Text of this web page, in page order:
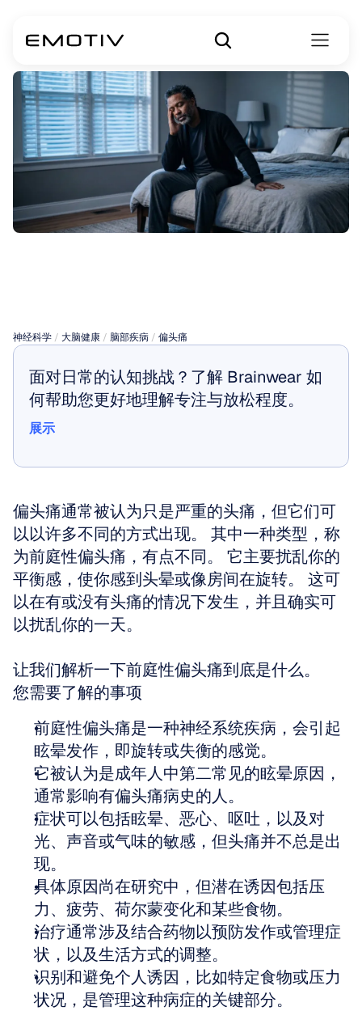
神经科学 / 大脑健康 / 脑部疾病 / 偏头痛
面对日常的认知挑战？了解 Brainwear 如
何帮助您更好地理解专注与放松程度。
展示
偏头痛通常被认为只是严重的头痛，但它们可
以以许多不同的方式出现。 其中一种类型，称
为前庭性偏头痛，有点不同。 它主要扰乱你的
平衡感，使你感到头晕或像房间在旋转。 这可
以在有或没有头痛的情况下发生，并且确实可
以扰乱你的一天。
让我们解析一下前庭性偏头痛到底是什么。
您需要了解的事项
前庭性偏头痛是一种神经系统疾病，会引起
眩晕发作，即旋转或失衡的感觉。
它被认为是成年人中第二常见的眩晕原因，
通常影响有偏头痛病史的人。
症状可以包括眩晕、恶心、呕吐，以及对
光、声音或气味的敏感，但头痛并不总是出
现。
具体原因尚在研究中，但潜在诱因包括压
力、疲劳、荷尔蒙变化和某些食物。
治疗通常涉及结合药物以预防发作或管理症
状，以及生活方式的调整。
识别和避免个人诱因，比如特定食物或压力
状况，是管理这种病症的关键部分。